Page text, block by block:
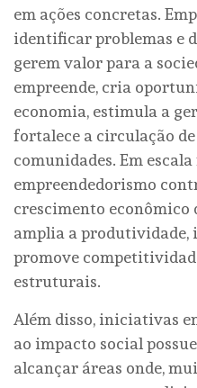
em ações concretas.
identificar problemas e
gerem valor para a
empreende, cria
economia, estimula a
fortalece a circulação
comunidades. Em
empreendedorismo
crescimento econômico
amplia a produtividade,
promove
estruturais.
Além disso, iniciativas
ao impacto social
alcançar áreas onde,